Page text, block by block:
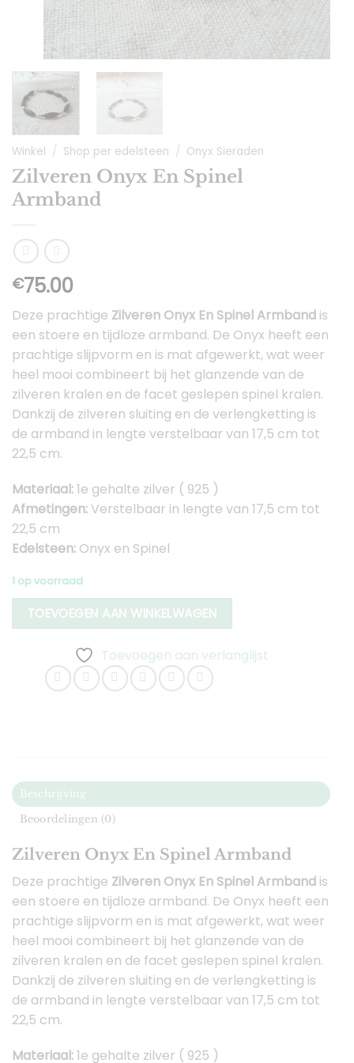
Winkel / Shop per edelsteen / Onyx Sieraden
Zilveren Onyx En Spinel
Armband
€75.00
Deze prachtige Zilveren Onyx En Spinel Armband is
een stoere en tijdloze armband. De Onyx heeft een
prachtige slijpvorm en is mat afgewerkt, wat weer
heel mooi combineert bij het glanzende van de
zilveren kralen en de facet geslepen spinel kralen.
Dankzij de zilveren sluiting en de verlengketting is
de armband in lengte verstelbaar van 17,5 cm tot
22,5 cm.
Materiaal:1e gehalte zilver ( 925 )
Afmetingen:Verstelbaar in lengte van 17,5 cm tot
22,5 cm
Edelsteen: Onyx en Spinel
1 op voorraad
TOEVOEGEN AAN WINKELWAGEN
Toevoegen aan verlanglijst
Beschrijving
Beoordelingen (0)
Zilveren Onyx En Spinel Armband
Deze prachtige Zilveren Onyx En Spinel Armband is
een stoere en tijdloze armband. De Onyx heeft een
prachtige slijpvorm en is mat afgewerkt, wat weer
heel mooi combineert bij het glanzende van de
zilveren kralen en de facet geslepen spinel kralen.
Dankzij de zilveren sluiting en de verlengketting is
de armband in lengte verstelbaar van 17,5 cm tot
22,5 cm.
Materiaal:1e gehalte zilver ( 925 )